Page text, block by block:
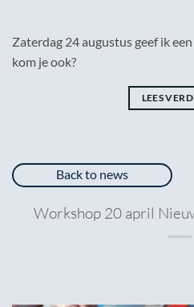
Zaterdag 24 augustus geef ik
kom je ook?
LEES
Back to news
Workshop 20 april